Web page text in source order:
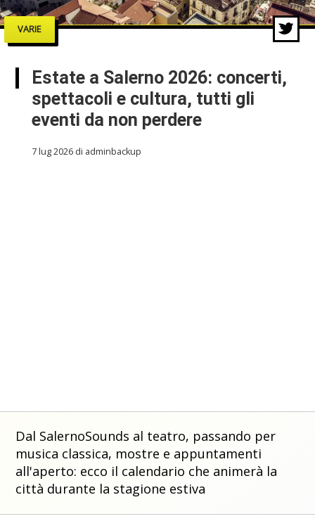
VARIE
Estate a Salerno 2026: concerti,
spettacoli e cultura, tutti gli
eventi da non perdere
7 lug 2026 di adminbackup
Dal SalernoSounds al teatro, passando per
musica classica, mostre e appuntamenti
all'aperto: ecco il calendario che animerà la
città durante la stagione estiva